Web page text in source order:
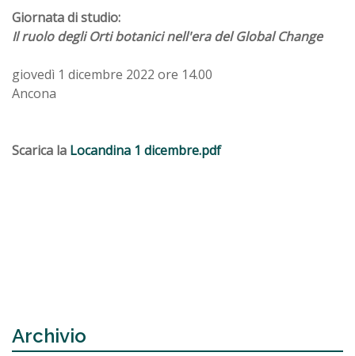
Giornata di studio:
Il ruolo degli Orti botanici nell'era del Global Change
giovedì 1 dicembre 2022 ore 14.00
Ancona
Scarica la Locandina 1 dicembre.pdf
Archivio